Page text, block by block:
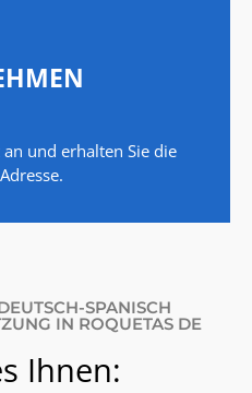
und erhalten Sie die
SPANISCH
IN ROQUETAS DE
Ihnen: